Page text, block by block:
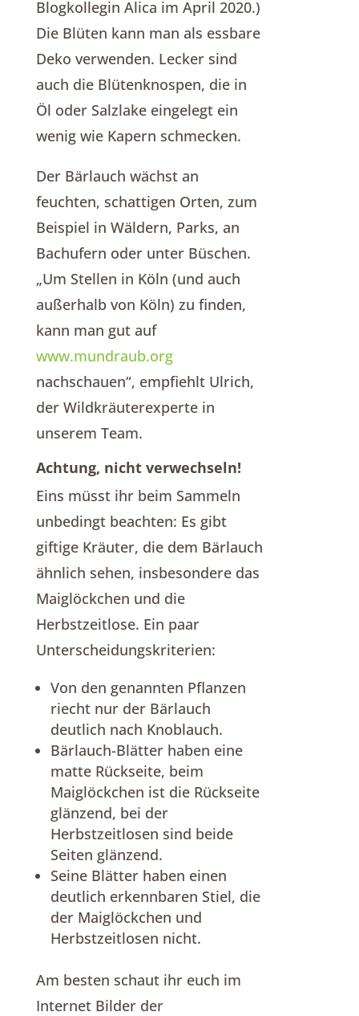
Blogkollegin Alica im April 2020.)
Die Blüten kann man als essbare
Deko verwenden. Lecker sind
auch die Blütenknospen, die in
Öl oder Salzlake eingelegt ein
wenig wie Kapern schmecken.
Der Bärlauch wächst an
feuchten, schattigen Orten, zum
Beispiel in Wäldern, Parks, an
Bachufern oder unter Büschen.
„Um Stellen in Köln (und auch
außerhalb von Köln) zu finden,
kann man gut auf
www.mundraub.org
nachschauen“, empfiehlt Ulrich,
der Wildkräuterexperte in
unserem Team.
Achtung, nicht verwechseln!
Eins müsst ihr beim Sammeln
unbedingt beachten: Es gibt
giftige Kräuter, die dem Bärlauch
ähnlich sehen, insbesondere das
Maiglöckchen und die
Herbstzeitlose. Ein paar
Unterscheidungskriterien:
Von den genannten Pflanzen
riecht nur der Bärlauch
deutlich nach Knoblauch.
Bärlauch-Blätter haben eine
matte Rückseite, beim
Maiglöckchen ist die Rückseite
glänzend, bei der
Herbstzeitlosen sind beide
Seiten glänzend.
Seine Blätter haben einen
deutlich erkennbaren Stiel, die
der Maiglöckchen und
Herbstzeitlosen nicht.
Am besten schaut ihr euch im
Internet Bilder der